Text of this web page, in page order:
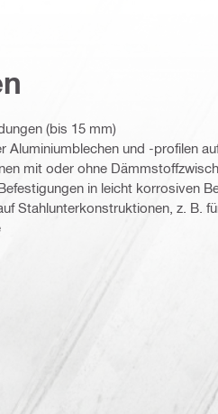
(bis 15 mm)
Aluminiumblechen und -profilen
mit oder ohne
in leicht korrosiven
Stahlunterkonstruktionen, z. B.